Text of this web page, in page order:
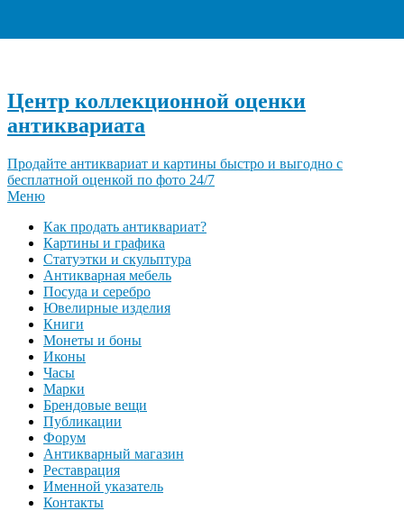
Центр коллекционной оценки
антиквариата
Продайте антиквариат и картины быстро и выгодно с
бесплатной оценкой по фото 24/7
Меню
Как продать антиквариат?
Картины и графика
Статуэтки и скульптура
Антикварная мебель
Посуда и серебро
Ювелирные изделия
Книги
Монеты и боны
Иконы
Часы
Марки
Брендовые вещи
Публикации
Форум
Антикварный магазин
Реставрация
Именной указатель
Контакты